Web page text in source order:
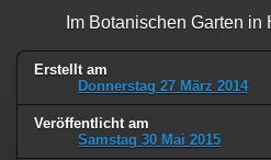
Im Botanischen Garten
Erstellt am
Donnerstag 27 März 2014
Veröffentlicht am
Samstag 30 Mai 2015